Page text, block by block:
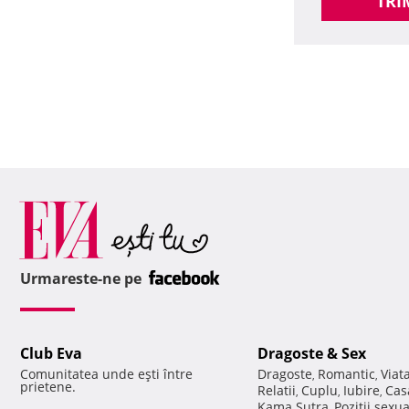
Urmareste-ne pe
Club Eva
Comunitatea unde eşti între
prietene.
Dragoste & Sex
Dragoste, Romantic,
Relatii, Cuplu, Iubire,